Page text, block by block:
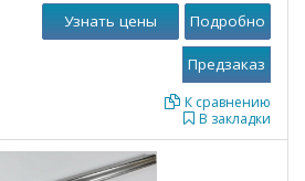
В закладки
К сравнению
Узнать цены Подробно